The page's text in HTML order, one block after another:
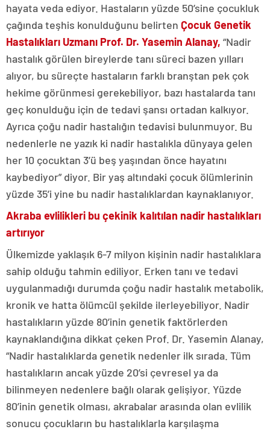
hayata veda ediyor. Hastaların yüzde 50’sine çocukluk
çağında teşhis konulduğunu belirten Çocuk Genetik
Hastalıkları Uzmanı Prof. Dr. Yasemin Alanay, “Nadir
hastalık görülen bireylerde tanı süreci bazen yılları
alıyor, bu süreçte hastaların farklı branştan pek çok
hekime görünmesi gerekebiliyor, bazı hastalarda tanı
geç konulduğu için de tedavi şansı ortadan kalkıyor.
Ayrıca çoğu nadir hastalığın tedavisi bulunmuyor. Bu
nedenlerle ne yazık ki nadir hastalıkla dünyaya gelen
her 10 çocuktan 3’ü beş yaşından önce hayatını
kaybediyor” diyor. Bir yaş altındaki çocuk ölümlerinin
yüzde 35’i yine bu nadir hastalıklardan kaynaklanıyor.
Akraba evlilikleri bu çekinik kalıtılan nadir hastalıkları
artırıyor
Ülkemizde yaklaşık 6-7 milyon kişinin nadir hastalıklara
sahip olduğu tahmin ediliyor. Erken tanı ve tedavi
uygulanmadığı durumda çoğu nadir hastalık metabolik,
kronik ve hatta ölümcül şekilde ilerleyebiliyor. Nadir
hastalıkların yüzde 80’inin genetik faktörlerden
kaynaklandığına dikkat çeken Prof. Dr. Yasemin Alanay,
“Nadir hastalıklarda genetik nedenler ilk sırada. Tüm
hastalıkların ancak yüzde 20’si çevresel ya da
bilinmeyen nedenlere bağlı olarak gelişiyor. Yüzde
80’inin genetik olması, akrabalar arasında olan evlilik
sonucu çocukların bu hastalıklarla karşılaşma